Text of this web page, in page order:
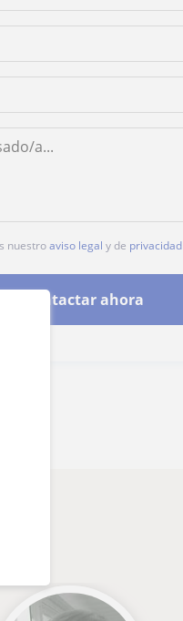
nuestroaviso legal y de privacidad
Contactar ahora